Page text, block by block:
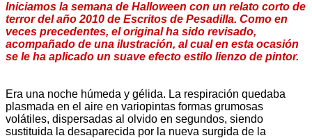
Iniciamos la semana de Halloween con un relato corto de
terror del año 2010 de Escritos de Pesadilla. Como en
veces precedentes, el original ha sido revisado,
acompañado de una ilustración, al cual en esta ocasión
se le ha aplicado un suave efecto estilo lienzo de pintor.
Era una noche húmeda y gélida. La respiración quedaba
plasmada en el aire en variopintas formas grumosas
volátiles, dispersadas al olvido en segundos, siendo
sustituida la desaparecida por la nueva surgida de la